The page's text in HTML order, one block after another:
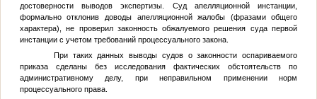
достоверности выводов экспертизы. Суд апелляционной инстанции,
формально отклонив доводы апелляционной жалобы (фразами общего
характера), не проверил законность обжалуемого решения суда первой
инстанции с учетом требований процессуального закона.
При таких данных выводы судов о законности оспариваемого
приказа сделаны без исследования фактических обстоятельств по
административному делу, при неправильном применении норм
процессуального права.